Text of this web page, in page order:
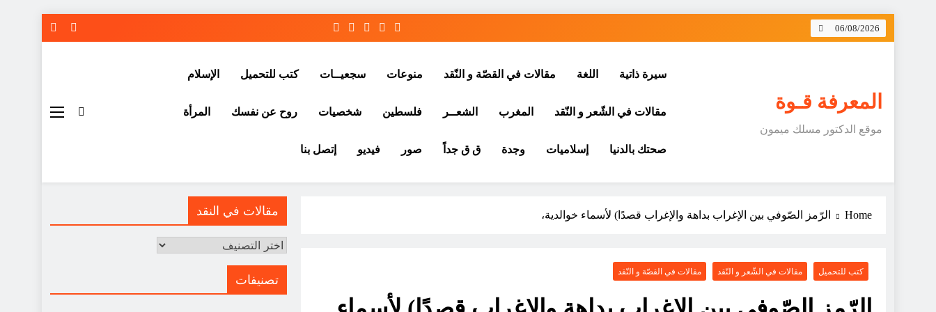
Skip
06/08/2026
المعرفة قـوة
موقع الدكتور مسلك ميمون
سيرة ذاتية اللغة مقالات في القصّة و النّقد منوعات سجعيــات كتب للتحميل الإسلام
مقالات في الشّعر و النّقد المغرب الشعــر فلسطين شخصيات روح عن نفسك المرأة
صحتك بالدنيا إسلاميات وجدة ق ق جداً صور فيديو إتصل بنا
Home الرّمز الصّوفي بين الإغراب بداهة والإغراب قصدًا) لأسماء خوالدية،
كتب للتحميل مقالات في الشّعر و النّقد مقالات في القصّة و النّقد
مقالات في النقد
مقالات
النقد
تصنيفات